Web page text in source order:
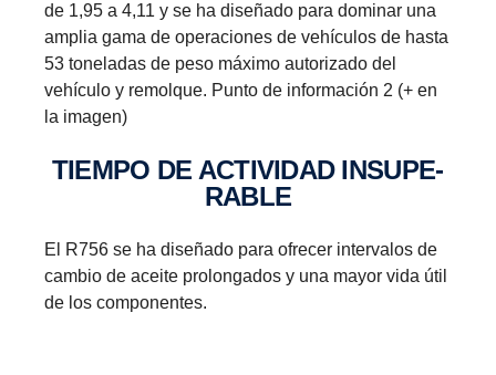
Marcha atrás
planetario para la marcha atrás. Con esta solución,
se pueden tener ocho piñones para dar marcha
útil, por ejemplo, cuando los camiones volquete
tienen que dar marcha atrás en trayectos largos.)
de 1,95 a 4,11 y se ha diseñado para dominar una
amplia gama de operaciones de vehículos de hasta
53 toneladas de peso máximo autorizado del
vehículo y remolque. Punto de información 2 (+ en
la imagen)
TIEMPO DE ACTIVIDAD INSUPE­
RABLE
El R756 se ha diseñado para ofrecer intervalos de
cambio de aceite prolongados y una mayor vida útil
de los componentes.